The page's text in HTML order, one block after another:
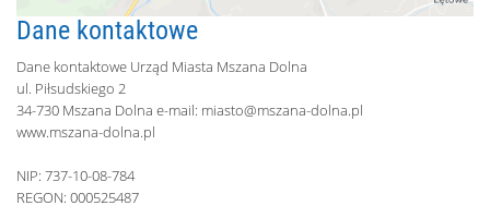
Dane kontaktowe
Dane kontaktowe Urząd Miasta Mszana Dolna
ul. Piłsudskiego 2
34-730 Mszana Dolna e-mail: miasto@mszana-dolna.pl
www.mszana-dolna.pl
NIP: 737-10-08-784
REGON: 000525487